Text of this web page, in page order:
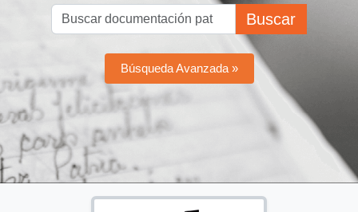
Buscar
Búsqueda Avanzada »